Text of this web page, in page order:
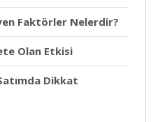
Faktörler Nelerdir?
Olan Etkisi
Dikkat